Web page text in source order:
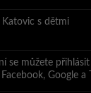
Katovic s dětmi
se můžete
Google a